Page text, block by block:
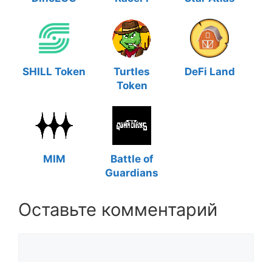
SHILL Token
Turtles
Token
DeFi Land
MIM
Battle of
Guardians
Оставьте комментарий